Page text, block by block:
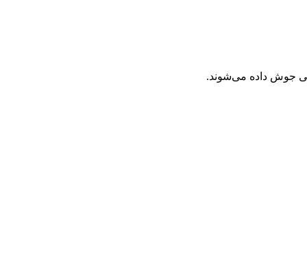
جوش داده می‌شوند.